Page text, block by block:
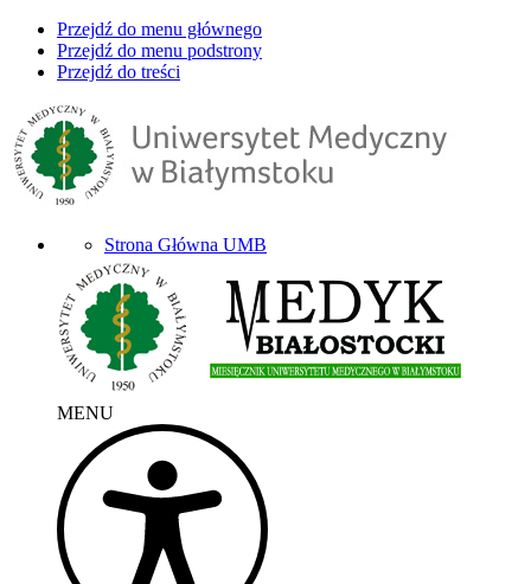
Przejdź do menu głównego
Przejdź do menu podstrony
Przejdź do treści
Strona Główna UMB
MENU